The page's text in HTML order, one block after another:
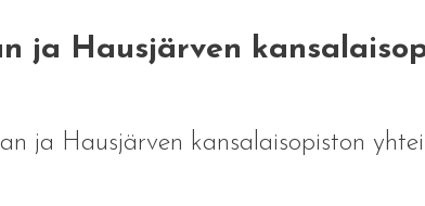
ja Hausjärven
ja Hausjärven kansalaisopiston